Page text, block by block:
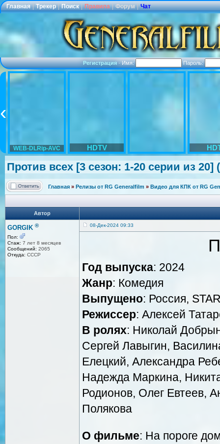
Главная | Трекер | Поиск | Правила | Форум | Чат
Регистрация·Имя: Пароль:
WEB-DLRip-AVC HDTV
Против всех [3 сезон: 1-20 серии из
Главная » Релизы от RG Generalfilm » Видео для КПК от RG
Автор
GORGIK ®
Пол:
Стаж: 7 лет 8 месяцев
Сообщений: 2065
Откуда: СССР
08-Дек-2024 09:33
Год выпуска: 2024
Жанр: Комедия
Выпущено: Россия,
Режиссер: Алексей
В ролях: Николай
Сергей Лавыгин,
Елецкий, Александра
Надежда Маркина,
Родионов, Олег Евтеев,
Полякова
О фильме: На пороге